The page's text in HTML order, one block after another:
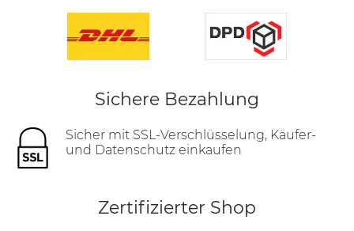
Sichere Bezahlung
Sicher mit SSL-Verschlüsselung, Käufer-
und Datenschutz einkaufen
Zertifizierter Shop